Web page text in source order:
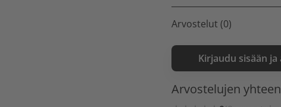
Arvostelut (0)
Kirjaudu sisään
Arvostelujen